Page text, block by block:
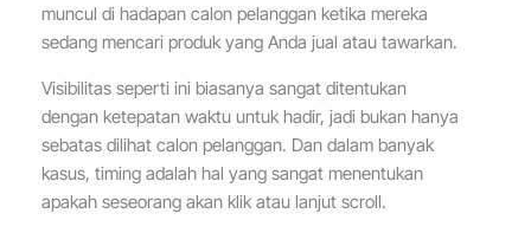
muncul di hadapan calon pelanggan ketika mereka
sedang mencari produk yang Anda jual atau tawarkan.
Visibilitas seperti ini biasanya sangat ditentukan
dengan ketepatan waktu untuk hadir, jadi bukan hanya
sebatas dilihat calon pelanggan. Dan dalam banyak
kasus, timing adalah hal yang sangat menentukan
apakah seseorang akan klik atau lanjut scroll.